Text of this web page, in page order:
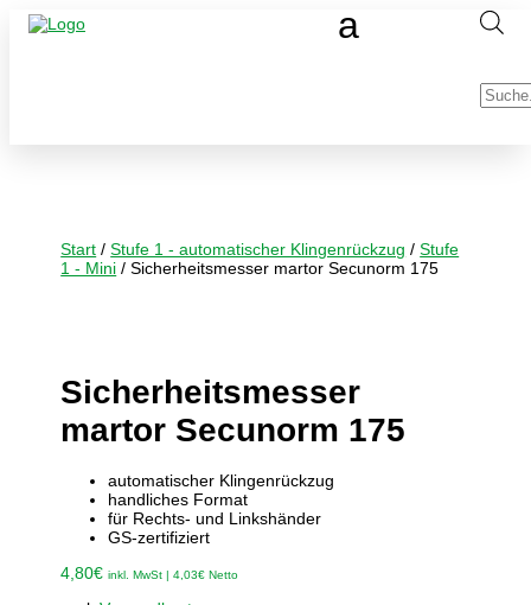
Start /Stufe 1 - automatischer Klingenrückzug /Stufe
1 - Mini / Sicherheitsmesser martor Secunorm 175
Sicherheitsmesser
martor Secunorm 175
automatischer Klingenrückzug
handliches Format
für Rechts- und Linkshänder
GS-zertifiziert
4,80€ inkl. MwSt |4,03€ Netto